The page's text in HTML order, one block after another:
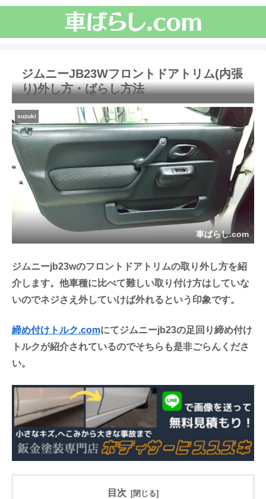
ジムニーJB23Wフロントドアトリム(内張
り)外し方・ばらし方法
suzuki
車ばらし.com
ジムニーjb23wのフロントドアトリムの取り外し方を紹
介します。他車種に比べて難しい取り付け方はしていな
いのでネジさえ外していけば外れるという印象です。
締め付けトルク.comにてジムニーjb23の足回り締め付け
トルクが紹介されているのでそちらも是非ごらんくださ
い。
目次